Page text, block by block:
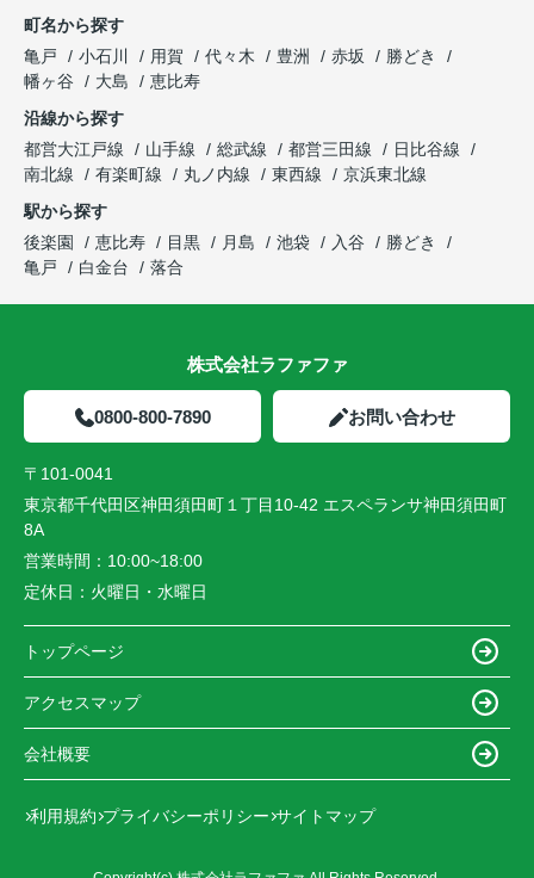
町名から探す
亀戸
小石川 用賀 代々木 豊洲 赤坂
勝どき
幡ヶ谷
大島
恵比寿
沿線から探す
都営大江戸線
山手線 総武線 都営三田線
日比谷線
南北線
有楽町線 丸ノ内線 東西線
京浜東北線
駅から探す
後楽園
恵比寿 目黒 月島 池袋 入谷
勝どき
亀戸
白金台 落合
株式会社ラファファ
0800-800-7890 お問い合わせ
〒101-0041
東京都千代田区神田須田町１丁目10-42 エスペランサ神田須田町
8A
営業時間： 10:00~18:00
定休日： 火曜日・水曜日
トップページ
アクセスマップ
会社概要
利用規約 プライバシーポリシー サイトマップ